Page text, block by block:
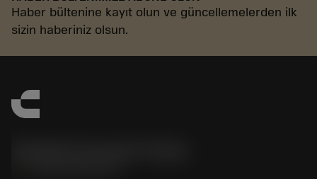
Haber bültenine kayıt olun ve güncellemelerden ilk
sizin haberiniz olsun.